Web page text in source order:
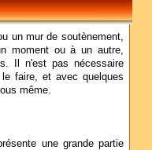
un mur de soutènement,
moment ou à un autre,
Il n'est pas nécessaire
faire, et avec quelques
même.
une grande partie